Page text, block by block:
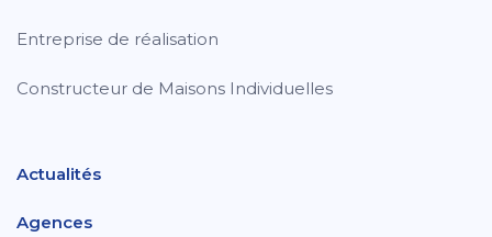
Entreprise de réalisation
Constructeur de Maisons Individuelles
Actualités
Agences